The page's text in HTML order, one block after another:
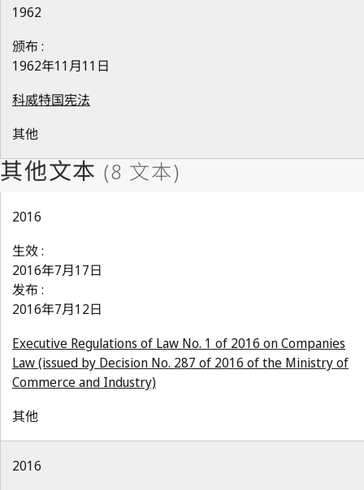
1962
颁布 :
1962年11月11日
科威特国宪法
其他
2016
生效 :
2016年7月17日
发布 :
2016年7月12日
Executive Regulations of Law No. 1 of 2016 on Companies
Law (issued by Decision No. 287 of 2016 of the Ministry of
Commerce and Industry)
其他
2016